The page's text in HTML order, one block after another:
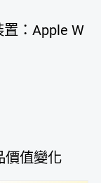
：Apple W
價值變化